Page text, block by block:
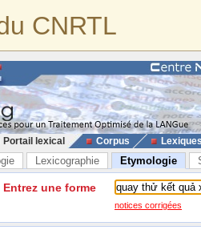
CNRTL
Portail lexical Corpus
Lexicographie Etymologie
Entrez une forme
notices corrigées